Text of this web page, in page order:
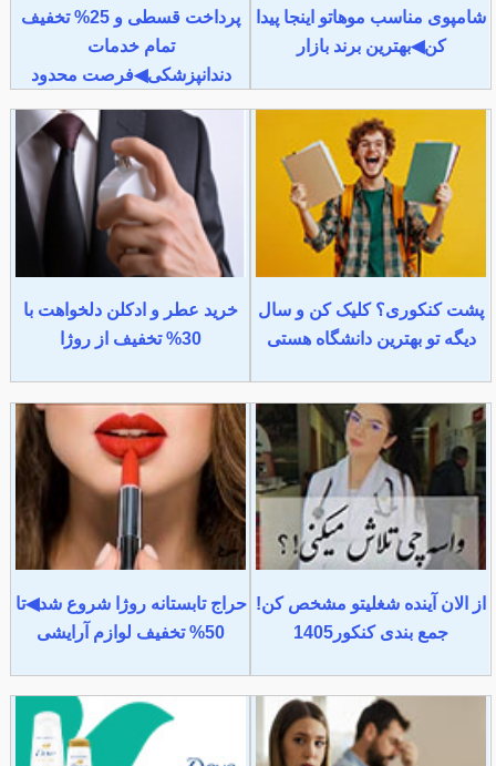
شامپوی مناسب موهاتو اینجا پیدا
کن◀بهترین برند بازار
پرداخت قسطی و 25% تخفیف
تمام خدمات
دندانپزشکی◀فرصت محدود
پشت کنکوری؟ کلیک کن و سال
دیگه تو بهترین دانشگاه هستی
خرید عطر و ادکلن دلخواهت با
30% تخفیف از روژا
از الان آینده شغلیتو مشخص کن!
جمع بندی کنکور1405
حراج تابستانه روژا شروع شد◀تا
50% تخفیف لوازم آرایشی